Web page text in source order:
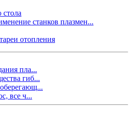
станков плазмен...
отопления
пла...
гиб...
все ч...